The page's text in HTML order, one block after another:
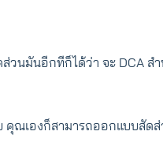
วนมันอีกทีก็ได้ว่า จะ DCA ส
คุณเองก็สามารถออกแบบสัด